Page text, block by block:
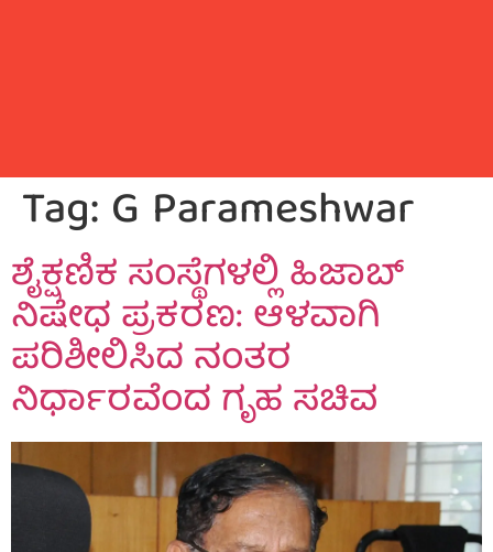
Tag: G Parameshwar
ಶೈಕ್ಷಣಿಕ ಸಂಸ್ಥೆಗಳಲ್ಲಿ ಹಿಜಾಬ್
ನಿಷೇಧ ಪ್ರಕರಣ: ಆಳವಾಗಿ
ಪರಿಶೀಲಿಸಿದ ನಂತರ
ನಿರ್ಧಾರವೆಂದ ಗೃಹ ಸಚಿವ